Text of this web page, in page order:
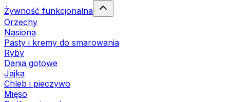
Żywność funkcjonalna
Orzechy
Nasiona
Pasty i kremy do smarowania
Ryby
Dania gotowe
Jajka
Chleb i pieczywo
Mięso